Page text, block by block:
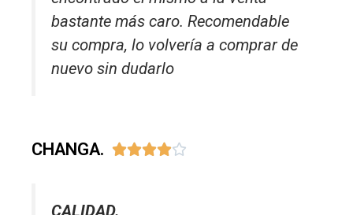
bastante más caro. Recomendable
su compra, lo volvería a comprar de
nuevo sin dudarlo
CHANGA. 